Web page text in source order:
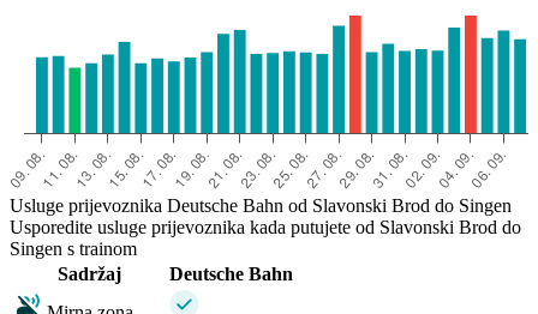
Usluge prijevoznika Deutsche Bahn od Slavonski Brod do Singen
Usporedite usluge prijevoznika kada putujete od Slavonski Brod do
Singen s trainom
Sadržaj
Deutsche Bahn